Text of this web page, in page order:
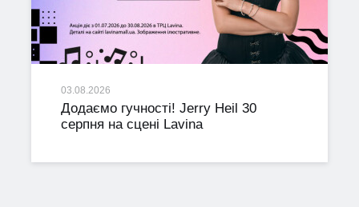
03.08.2026
Додаємо гучності! Jerry Heil 30
серпня на сцені Lavina